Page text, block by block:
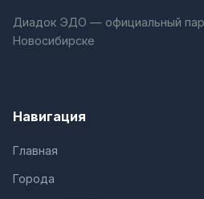
Диадок ЭДО — официальный
Новосибирске
Навигация
Главная
Города